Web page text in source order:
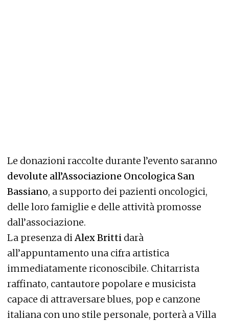
Le donazioni raccolte durante l’evento saranno
devolute all’Associazione Oncologica San
Bassiano, a supporto dei pazienti oncologici,
delle loro famiglie e delle attività promosse
dall’associazione.
La presenza diAlex Britti darà
all’appuntamento una cifra artistica
immediatamente riconoscibile. Chitarrista
raffinato, cantautore popolare e musicista
capace di attraversare blues, pop e canzone
italiana con uno stile personale, porterà a Villa